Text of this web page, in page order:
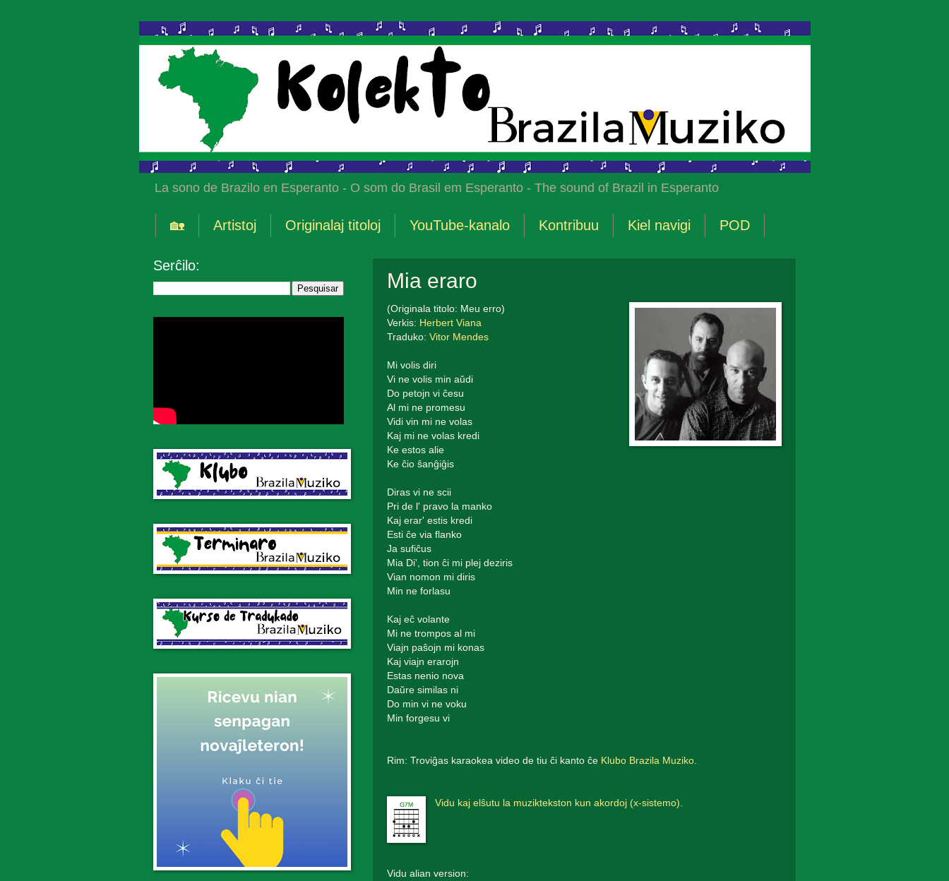
La sono de Brazilo en Esperanto - O som do Brasil em Esperanto - The sound of Brazil in Esperanto
🏡 Artistoj Originalaj titoloj YouTube-kanalo Kontribuu Kiel navigi POD
Mia eraro
(Originala titolo: Meu erro)
Verkis: Herbert Viana
Traduko: Vitor Mendes
Mi volis diri
Vi ne volis min aŭdi
Do petojn vi ĉesu
Al mi ne promesu
Vidi vin mi ne volas
Kaj mi ne volas kredi
Ke estos alie
Ke ĉio ŝanĝiĝis
Diras vi ne scii
Pri de l' pravo la manko
Kaj erar' estis kredi
Esti ĉe via flanko
Ja sufiĉus
Mia Di', tion ĉi mi plej deziris
Vian nomon mi diris
Min ne forlasu
Kaj eĉ volante
Mi ne trompos al mi
Viajn paŝojn mi konas
Kaj viajn erarojn
Estas nenio nova
Daŭre similas ni
Do min vi ne voku
Min forgesu vi
Rim: Troviĝas karaokea video de tiu ĉi kanto ĉe Klubo Brazila Muziko.
Vidu kaj elŝutu la muziktekston kun akordoj (x-sistemo).
Vidu alian version:
Serĉilo: